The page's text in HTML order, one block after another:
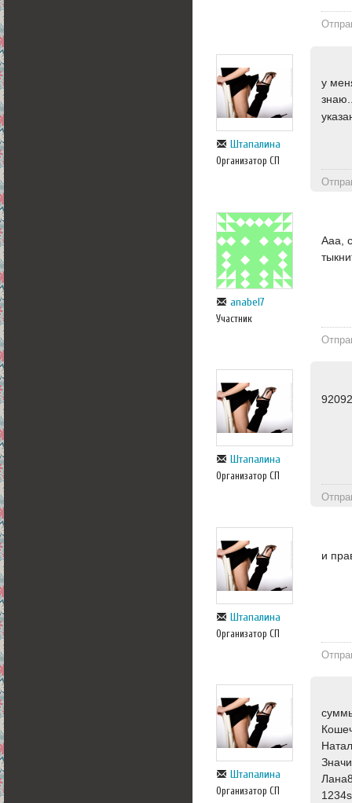
Штапалина
Организатор СП
у
anabel7
Участник
Ааа,
Штапалина
Организатор СП
Штапалина
Организатор СП
и
Штапалина
Организатор СП